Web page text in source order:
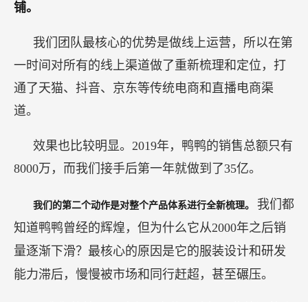
铺。
我们团队最核心的优势是做线上运营，所以在第
一时间对所有的线上渠道做了重新梳理和定位，打
通了天猫、抖音、京东等传统电商和直播电商渠
道。
效果也比较明显。2019年，鸭鸭的销售总额只有
8000万，而我们接手后第一年就做到了35亿。
我们的第二个动作是对整个产品体系进行全新梳理。 我们都
知道鸭鸭曾经的辉煌，但为什么它从2000年之后销
量逐渐下滑？最核心的原因是它的服装设计和研发
能力滞后，慢慢被市场和同行赶超，甚至碾压。